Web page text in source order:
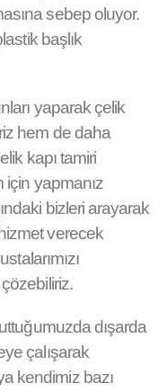
sebep oluyor.
başlık
yaparak çelik
hem de daha
kapı tamiri
için yapmanız
bizleri arayarak
verecek
çözebiliriz.
dışarda
çalışarak
kendimiz bazı